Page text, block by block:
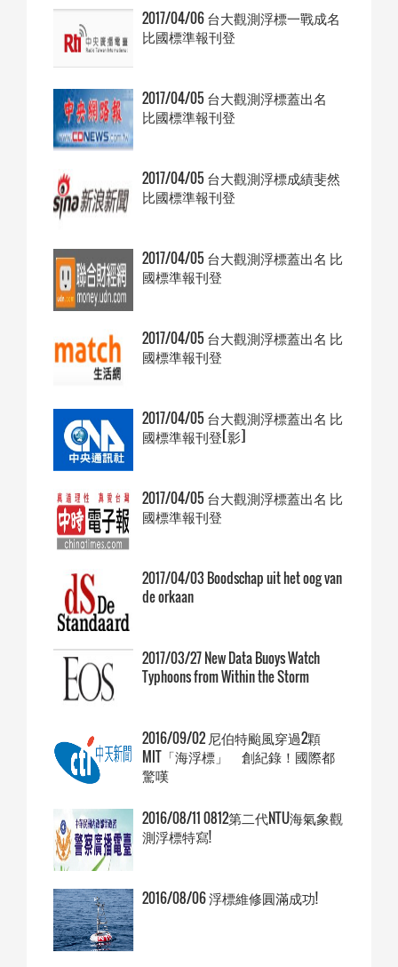
2017/04/06 台大觀測浮標一戰成名
比國標準報刊登
2017/04/05 台大觀測浮標蓋出名
比國標準報刊登
2017/04/05 台大觀測浮標成績斐然
比國標準報刊登
2017/04/05 台大觀測浮標蓋出名 比
國標準報刊登
2017/04/05 台大觀測浮標蓋出名 比
國標準報刊登
2017/04/05 台大觀測浮標蓋出名 比
國標準報刊登[影]
2017/04/05 台大觀測浮標蓋出名 比
國標準報刊登
2017/04/03 Boodschap uit het oog van
de orkaan
2017/03/27 New Data Buoys Watch
Typhoons from Within the Storm
2016/09/02 尼伯特颱風穿過2顆
MIT「海浮標」 創紀錄！國際都
驚嘆
2016/08/11 0812第二代NTU海氣象觀
測浮標特寫!
2016/08/06 浮標維修圓滿成功!